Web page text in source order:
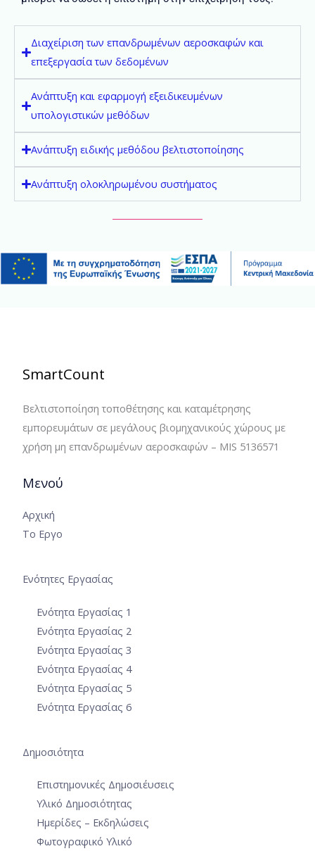
Διαχείριση των επανδρωμένων αεροσκαφών και
επεξεργασία των δεδομένων
Ανάπτυξη και εφαρμογή εξειδικευμένων
υπολογιστικών μεθόδων
Ανάπτυξη ειδικής μεθόδου βελτιστοποίησης
Ανάπτυξη ολοκληρωμένου συστήματος
SmartCount
Βελτιστοποίηση τοποθέτησης και καταμέτρησης
εμπορευμάτων σε μεγάλους βιομηχανικούς χώρους με
χρήση μη επανδρωμένων αεροσκαφών – MIS 5136571
Μενού
Αρχική
Το Εργο
Ενότητες Εργασίας
Ενότητα Εργασίας 1
Ενότητα Εργασίας 2
Ενότητα Εργασίας 3
Ενότητα Εργασίας 4
Ενότητα Εργασίας 5
Ενότητα Εργασίας 6
Δημοσιότητα
Επιστημονικές Δημοσιέυσεις
Υλικό Δημοσιότητας
Ημερίδες – Εκδηλώσεις
Φωτογραφικό Υλικό